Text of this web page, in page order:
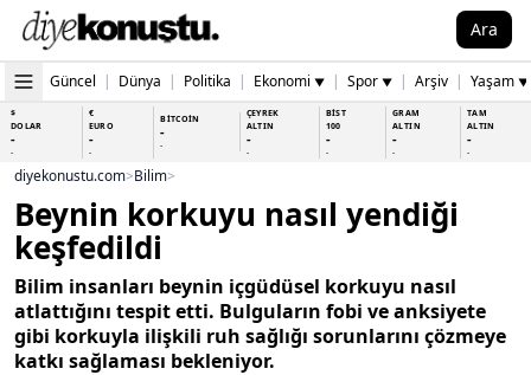
Ara
Güncel | Dünya | Politika | Ekonomi ▼ | Spor ▼ | Arşiv | Yaşam ▼
$
DOLAR
-
-
€
EURO
-
-
BİTCOİN
-
-
ÇEYREK
ALTIN
-
-
BİST
100
-
-
GRAM
ALTIN
-
-
TAM
ALTIN
-
-
diyekonustu.com>Bilim>
Beynin korkuyu nasıl yendiği
keşfedildi
Bilim insanları beynin içgüdüsel korkuyu nasıl
atlattığını tespit etti. Bulguların fobi ve anksiyete
gibi korkuyla ilişkili ruh sağlığı sorunlarını çözmeye
katkı sağlaması bekleniyor.